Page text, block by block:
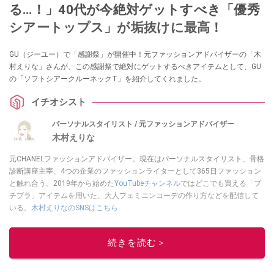
る…！」40代が今絶対ゲットすべき「優秀
シアートップス」が垢抜けに最高！
GU（ジーユー）で「感謝祭」が開催中！元ファッションアドバイザーの「木
村えりな」さんが、この感謝祭で絶対にゲットするべきアイテムとして、GU
の「ソフトシアークルーネックT」を紹介してくれました。
イチオシスト
パーソナルスタイリスト / 元ファッションアドバイザー
木村えりな
元CHANELファッションアドバイザー。現在はパーソナルスタイリスト、骨格
診断講座主宰、4つの企業のファッションライターとして365日ファッション
と触れ合う。2019年から始めたYouTubeチャンネルではどこでも買える「プ
チプラ」アイテムを用いた、大人フェミニンコーデの作り方などを配信して
いる。 木村えりなのSNSはこちら
このイチオシストの他の記事を読む
続きを読む＞